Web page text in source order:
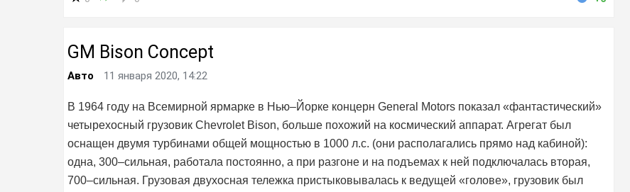
GM Bison Concept
Авто 11 января 2020, 14:22
В 1964 году на Всемирной ярмарке в Нью–Йорке концерн General Motors показал «фантастический»
четырехосный грузовик Chevrolet Bison, больше похожий на космический аппарат. Агрегат был
оснащен двумя турбинами общей мощностью в 1000 л.с. (они располагались прямо над кабиной):
одна, 300–сильная, работала постоянно, а при разгоне и на подъемах к ней подключалась вторая,
700–сильная. Грузовая двухосная тележка пристыковывалась к ведущей «голове», грузовик был